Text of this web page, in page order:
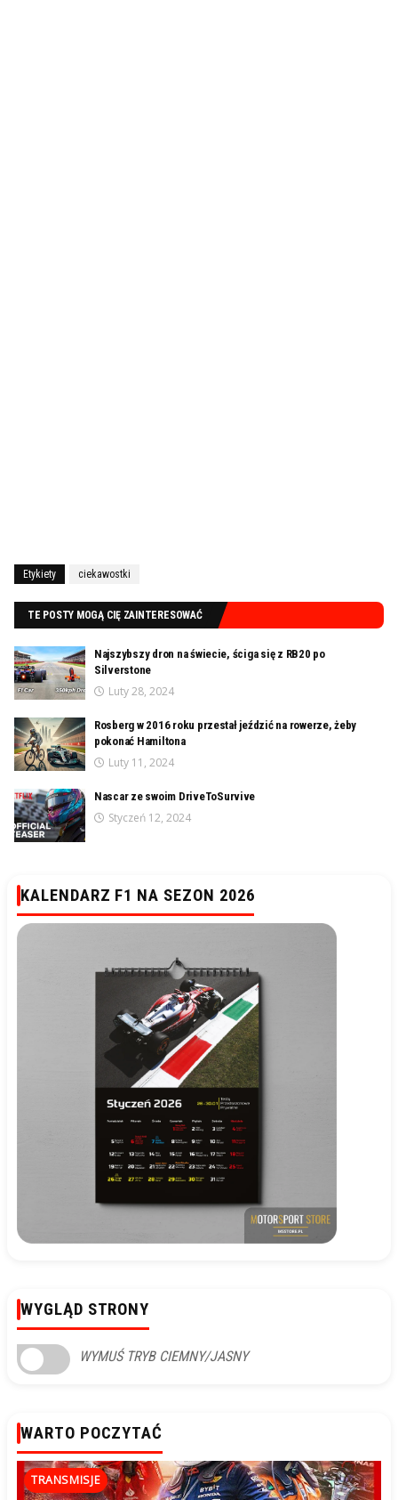
Etykiety ciekawostki
TE POSTY MOGĄ CIĘ ZAINTERESOWAĆ
Najszybszy dron na świecie, ściga się z RB20 po
Silverstone
Luty 28, 2024
Rosberg w 2016 roku przestał jeździć na rowerze, żeby
pokonać Hamiltona
Luty 11, 2024
Nascar ze swoim DriveToSurvive
Styczeń 12, 2024
KALENDARZ F1 NA SEZON 2026
WYGLĄD STRONY
WYMUŚ TRYB CIEMNY/JASNY
WARTO POCZYTAĆ
TRANSMISJE